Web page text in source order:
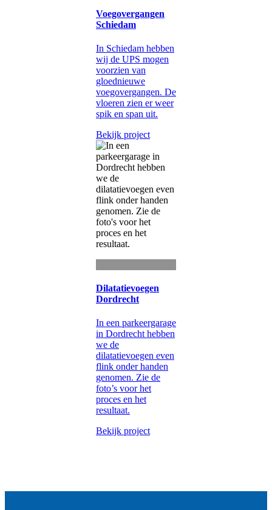
Voegovergangen
Schiedam
In Schiedam hebben
wij de UPS mogen
voorzien van
gloednieuwe
voegovergangen. De
vloeren zien er weer
spik en span uit.
Bekijk project
Dilatatievoegen
Dordrecht
In een parkeergarage
in Dordrecht hebben
we de
dilatatievoegen even
flink onder handen
genomen. Zie de
foto’s voor het
proces en het
resultaat.
Bekijk project